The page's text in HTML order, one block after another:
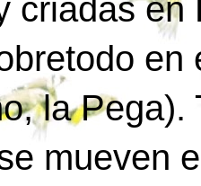
criadas
en
la Pega).
mueven